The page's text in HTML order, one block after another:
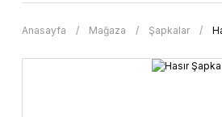
Anasayfa Mağaza Şapkalar